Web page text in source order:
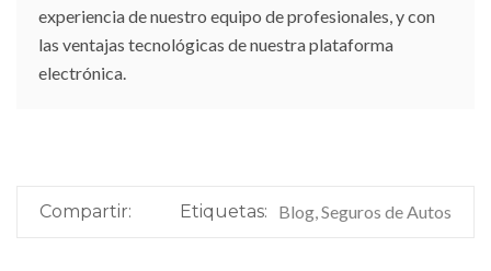
experiencia de nuestro equipo de profesionales, y con
las ventajas tecnológicas de nuestra plataforma
electrónica.
Compartir: Etiquetas: Blog, Seguros de Autos